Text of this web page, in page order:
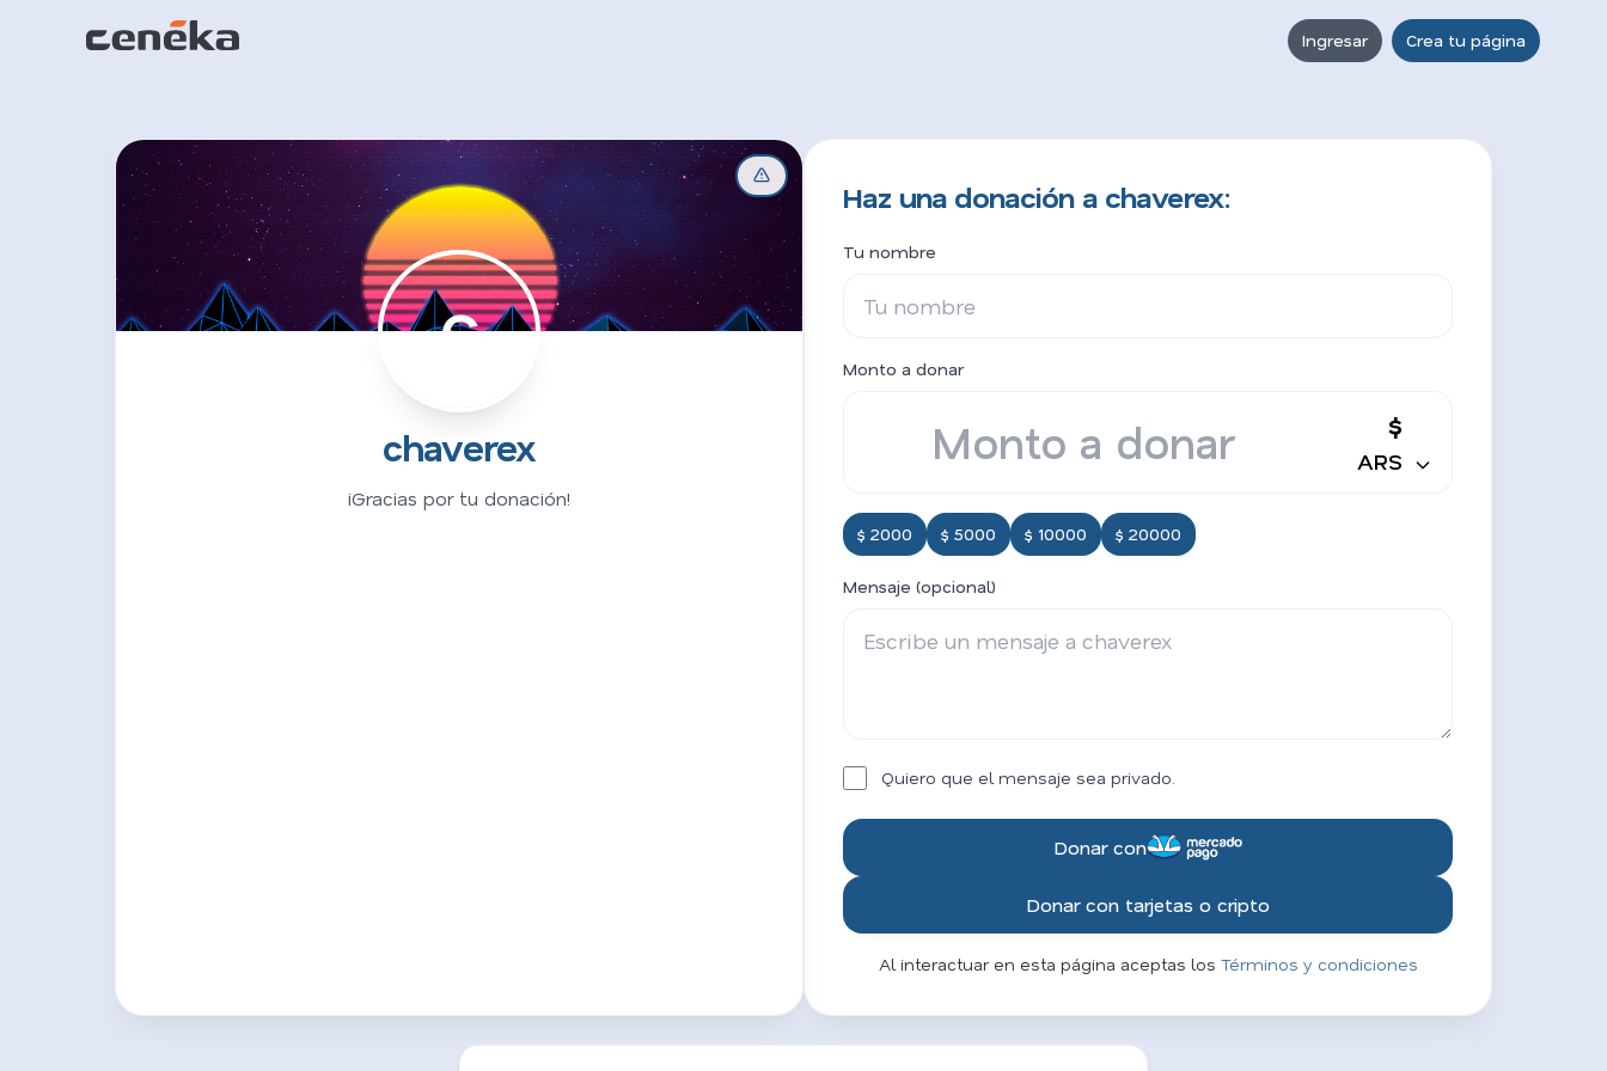
Ingresar Crea tu página
C
chaverex
¡Gracias por tu donación!
Haz una donación a chaverex:
Tu nombre
Monto a donar
$
ARS
$ 2000 $ 5000 $ 10000 $ 20000
Mensaje (opcional)
Quiero que el mensaje sea privado.
Donar con
Donar con tarjetas o cripto
Al interactuar en esta página aceptas los Términos y condiciones